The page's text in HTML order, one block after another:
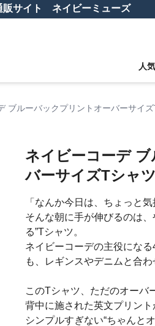
販サイト ネイビーミューズ
人
ブルーバックプリントオーバーサイ
ネイビーコーデ
バーサイズTシャツ
「なんか今日は、ちょっと
そんな朝に手が伸びるのは
る”Tシャツ。
ネイビーコーデの主役にな
も、レギンスやデニムと合
このTシャツ、ただのオーバ
背中に施された英文プリント
シンプルすぎない“ちゃんと